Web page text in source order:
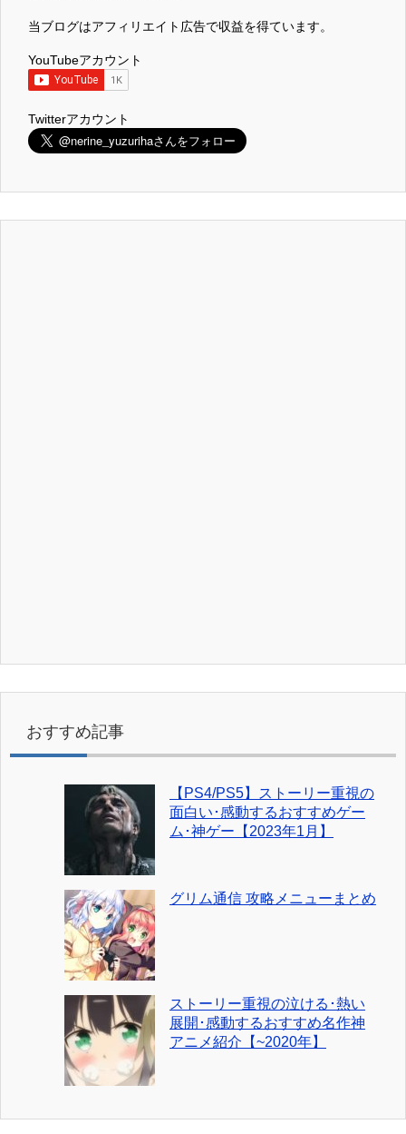
当ブログはアフィリエイト広告で収益を得ています。
YouTubeアカウント
Twitterアカウント
おすすめ記事
【PS4/PS5】ストーリー重視の
面白い･感動するおすすめゲー
ム･神ゲー【2023年1月】
グリム通信 攻略メニューまとめ
ストーリー重視の泣ける･熱い
展開･感動するおすすめ名作神
アニメ紹介【~2020年】